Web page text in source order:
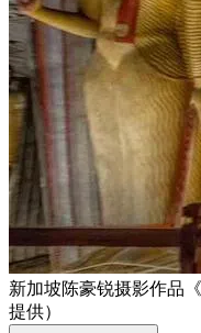
新加坡陈豪锐摄影作品
提供）